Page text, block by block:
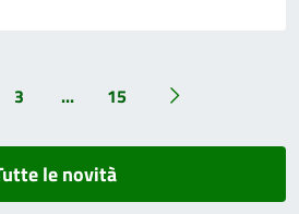
3 ... 15
le novità